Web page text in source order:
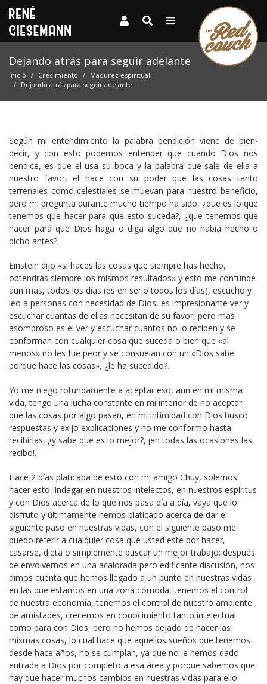
Dejando atrás para seguir adelante
Inicio Crecimiento
Madurez espiritual
Dejando atrás para seguir adelante
Según mi entendimiento la palabra bendición viene de bien-
decir, y con esto podemos entender que cuando Dios nos
bendice, es que el usa su boca y la palabra que sale de ella a
nuestro favor, el hace con su poder que las cosas tanto
terrenales como celestiales se muevan para nuestro beneficio,
pero mi pregunta durante mucho tiempo ha sido, ¿que es lo que
tenemos que hacer para que esto suceda?, ¿que tenemos que
hacer para que Dios haga o diga algo que no había hecho o
dicho antes?.
Einstein dijo «si haces las cosas que siempre has hecho,
obtendrás siempre los mismos resultados» y esto me confunde
aun mas, todos los días (es en serio todos los días), escucho y
leo a personas con necesidad de Dios, es impresionante ver y
escuchar cuantas de ellas necesitan de su favor, pero mas
asombroso es el ver y escuchar cuantos no lo reciben y se
conforman con cualquier cosa que suceda o bien que «al
menos» no les fue peor y se consuelan con un «Dios sabe
porque hace las cosas», ¿le ha sucedido?.
Yo me niego rotundamente a aceptar eso, aun en mi misma
vida, tengo una lucha constante en mi interior de no aceptar
que las cosas por algo pasan, en mi intimidad con Dios busco
respuestas y exijo explicaciones y no me conformo hasta
recibirlas, ¿y sabe que es lo mejor?, ¡en todas las ocasiones las
recibo!.
Hace 2 días platicaba de esto con mi amigo Chuy, solemos
hacer esto, indagar en nuestros intelectos, en nuestros espíritus
y con Dios acerca de lo que nos pasa día a día, vaya que lo
disfruto y últimamente hemos platicado acerca de dar el
siguiente paso en nuestras vidas, con el siguiente paso me
puedo referir a cualquier cosa que usted este por hacer,
casarse, dieta o simplemente buscar un mejor trabajo; después
de envolvernos en una acalorada pero edificante discusión, nos
dimos cuenta que hemos llegado a un punto en nuestras vidas
en las que estamos en una zona cómoda, tenemos el control
de nuestra economía, tenemos el control de nuestro ambiente
de amistades, crecemos en conocimiento tanto intelectual
como para con Dios, pero no hemos dejado de hacer las
mismas cosas, lo cual hace que aquellos sueños que tenemos
desde hace años, no se cumplan, ya que no le hemos dado
entrada a Dios por completo a esa área y porque sabemos que
hay que hacer muchos cambios en nuestras vidas para ello.